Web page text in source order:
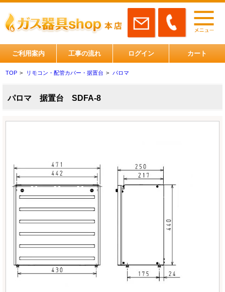
ご利用案内 工事の流れ ログイン カート
TOP > リモコン・配管カバー・据置台 > パロマ
パロマ 据置台 SDFA-8